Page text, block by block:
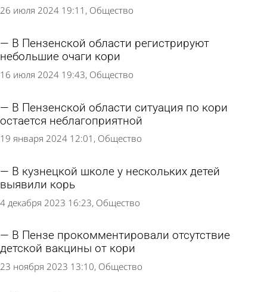
26 июля 2024 19:11 Общество
В Пензенской области регистрируют
небольшие очаги кори
16 июля 2024 19:43 Общество
В Пензенской области ситуация по кори
остается неблагоприятной
19 января 2024 12:01 Общество
В кузнецкой школе у нескольких детей
выявили корь
4 декабря 2023 16:23 Общество
В Пензе прокомментировали отсутствие
детской вакцины от кори
23 ноября 2023 13:10 Общество